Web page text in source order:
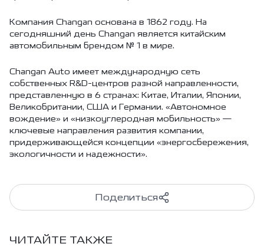
Компания Changan основана в 1862 году. На
сегодняшний день Changan является китайским
автомобильным брендом № 1 в мире.
Changan Auto имеет международную сеть
собственных R&D-центров разной направленности,
представленную в 6 странах: Китае, Италии, Японии,
Великобритании, США и Германии. «Автономное
вождение» и «низкоуглеродная мобильность» —
ключевые направления развития компании,
придерживающейся концепции «энергосбережения,
экологичности и надежности».
Поделиться
ЧИТАЙТЕ ТАКЖЕ